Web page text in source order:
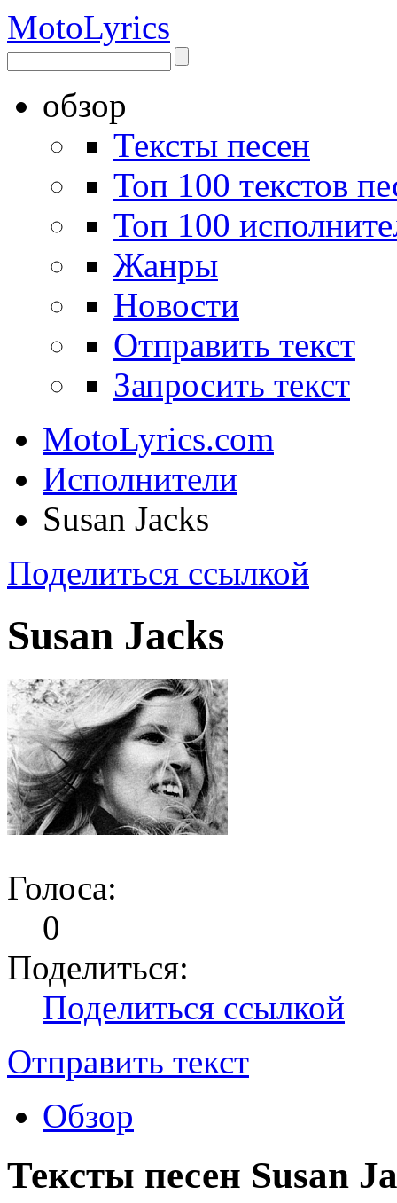
MotoLyrics
обзор
Тексты песен
Топ 100 текстов
Топ 100
Жанры
Новости
Отправить текст
Запросить текст
MotoLyrics.com
Исполнители
Susan Jacks
Поделиться ссылкой
Susan Jacks
Голоса:
0
Поделиться:
Поделиться ссылкой
Отправить текст
Обзор
Тексты песен Susan